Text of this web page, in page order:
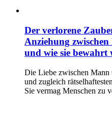
Der verlorene
Anziehung
und wie sie bewahrt
Die Liebe zwischen Mann
und zugleich
Sie vermag Menschen zu